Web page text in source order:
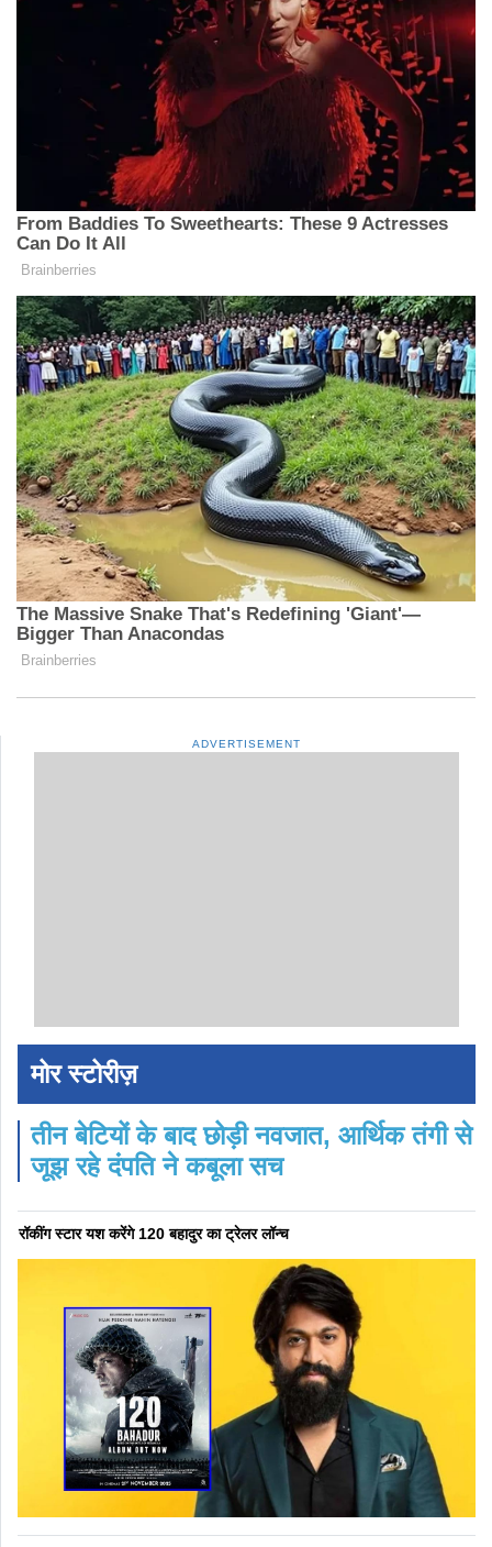
ADVERTISEMENT
मोर स्टोरीज़
तीन बेटियों के बाद छोड़ी नवजात, आर्थिक तंगी से
जूझ रहे दंपति ने कबूला सच
रॉकींग स्टार यश करेंगे 120 बहादुर का ट्रेलर लॉन्च